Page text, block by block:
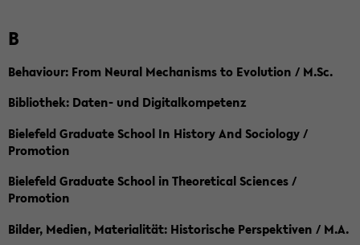
B
Behaviour: From Neural Mechanisms to Evolution / M.Sc.
Bibliothek: Daten- und Digitalkompetenz
Bielefeld Graduate School In History And Sociology /
Promotion
Bielefeld Graduate School in Theoretical Sciences /
Promotion
Bilder, Medien, Materialität: Historische Perspektiven / M.A.